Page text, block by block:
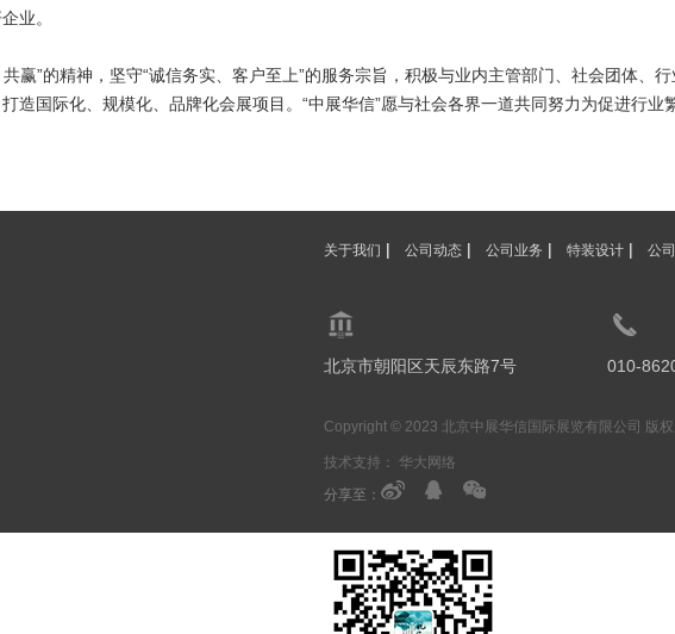
业。
”的精神，坚守“诚信务实、客户至上”的服务宗旨，积极与业内主管部门、社会团体、
造国际化、规模化、品牌化会展项目。“中展华信”愿与社会各界一道共同努力为促进行业
关于我们 | 公司动态 | 公司业务 | 特装设计 | 公
北京市朝阳区天辰东路7号 010-
Copyright © 2023 北京中展华信国际展览有限公司 版权
技术支持： 华大网络
分享至：